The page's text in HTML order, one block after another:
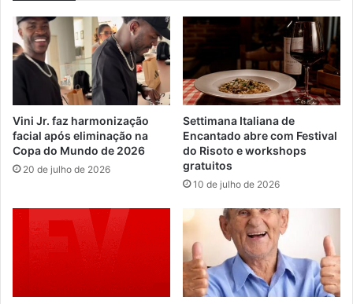
Vini Jr. faz harmonização
facial após eliminação na
Copa do Mundo de 2026
20 de julho de 2026
Settimana Italiana de
Encantado abre com Festival
do Risoto e workshops
gratuitos
10 de julho de 2026